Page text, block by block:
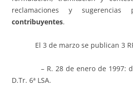
reclamaciones y
contribuyentes.
El 3 de marzo se publican 3
– R. 28 de enero de 1997:
D.Tr. 6ª LSA.